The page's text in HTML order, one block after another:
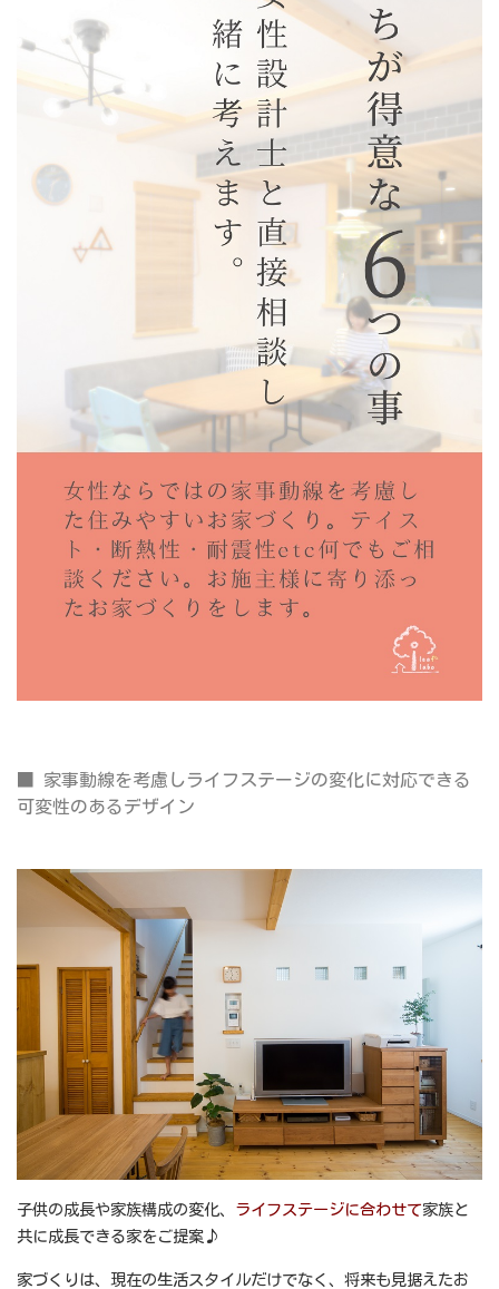
■ 家事動線を考慮しライフステージの変化に対応できる
可変性のあるデザイン
子供の成長や家族構成の変化、 ライフステー ジに合わせて家族と
共に成長できる家をご提案♪
家づくりは、現在の生活スタイルだけでなく、将来も見据えたお